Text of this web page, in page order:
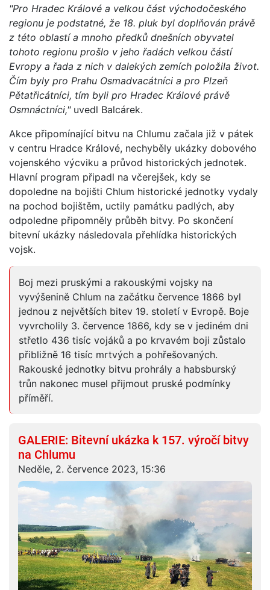
"Pro Hradec Králové a velkou část východočeského
regionu je podstatné, že 18. pluk byl doplňován právě
z této oblastí a mnoho předků dnešních obyvatel
tohoto regionu prošlo v jeho řadách velkou částí
Evropy a řada z nich v dalekých zemích položila život.
Čím byly pro Prahu Osmadvacátníci a pro Plzeň
Pětatřicátníci, tím byli pro Hradec Králové právě
Osmnáctníci,"uvedl Balcárek.
Akce připomínající bitvu na Chlumu začala již v pátek
v centru Hradce Králové, nechyběly ukázky dobového
vojenského výcviku a průvod historických jednotek.
Hlavní program připadl na včerejšek, kdy se
dopoledne na bojišti Chlum historické jednotky vydaly
na pochod bojištěm, uctily památku padlých, aby
odpoledne připomněly průběh bitvy. Po skončení
bitevní ukázky následovala přehlídka historických
vojsk.
Boj mezi pruskými a rakouskými vojsky na
vyvýšenině Chlum na začátku července 1866 byl
jednou z největších bitev 19. století v Evropě. Boje
vyvrcholily 3. července 1866, kdy se v jediném dni
střetlo 436 tisíc vojáků a po krvavém boji zůstalo
přibližně 16 tisíc mrtvých a pohřešovaných.
Rakouské jednotky bitvu prohrály a habsburský
trůn nakonec musel přijmout pruské podmínky
příměří.
GALERIE: Bitevní ukázka k 157. výročí bitvy
na Chlumu
Neděle, 2. července 2023, 15:36